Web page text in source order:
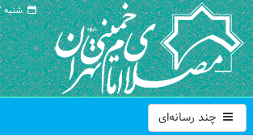
شنبه ۱۷ مرداد ۱۴۰۵ -
چند رسانه‌ای